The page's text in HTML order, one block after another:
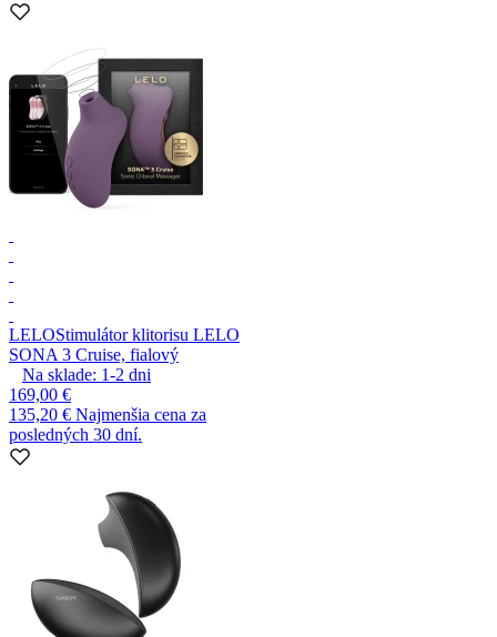
LELOStimulátor klitorisu LELO
SONA 3 Cruise, fialový
Na sklade: 1-2 dni
169,00 €
135,20 € Najmenšia cena za
posledných 30 dní.